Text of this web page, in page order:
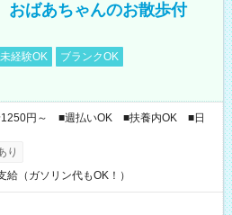
おばあちゃんのお散歩付
経験OK
ブランクOK
1250円～ ■週払いOK ■扶養内OK ■日
り
給（ガソリン代もOK！）